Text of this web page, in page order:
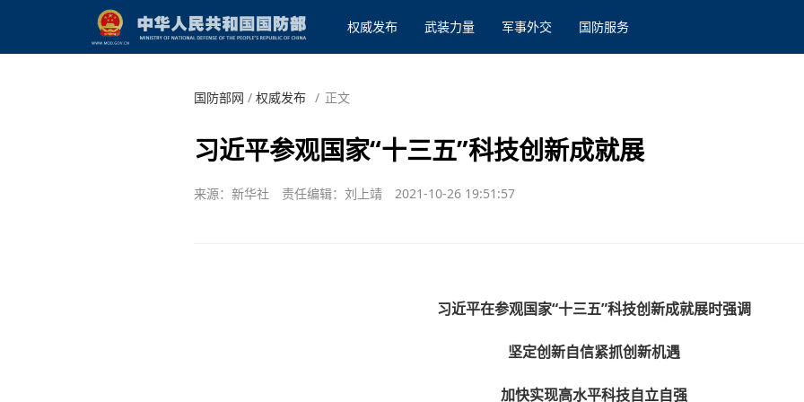
权威发布 武装力量 军事外交 国防服务
国防部网 / 权威发布 / 正文
习近平参观国家“十三五”科技创新成就展
来源：新华社 责任编辑：刘上靖 2021-10-26 19:51:57
习近平在参观国家“十三五”科技创新成就展时强调
坚定创新自信紧抓创新机遇
加快实现高水平科技自立自强